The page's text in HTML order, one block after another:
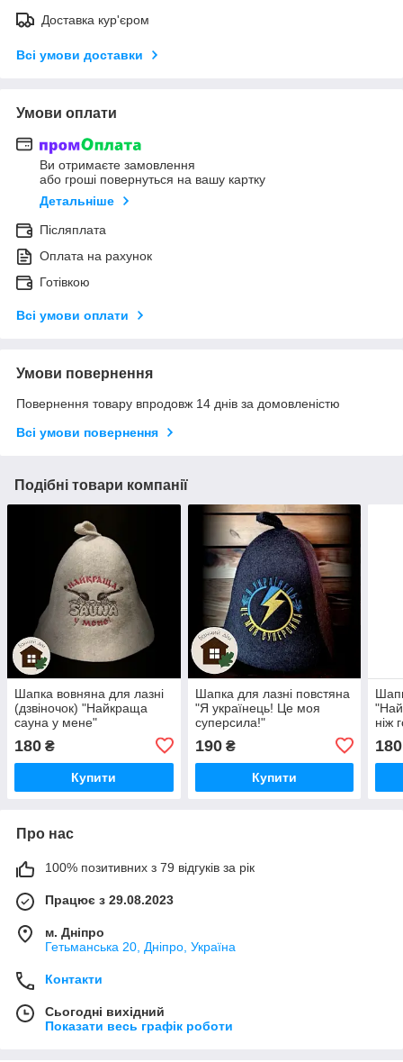
Доставка кур'єром
Всі умови доставки
Умови оплати
Ви отримаєте замовлення
або гроші повернуться на вашу картку
Детальніше
Післяплата
Оплата на рахунок
Готівкою
Всі умови оплати
Умови повернення
Повернення товару впродовж 14 днів за домовленістю
Всі умови повернення
Подібні товари компанії
Шапка вовняна для лазні
(дзвіночок) "Найкраща
сауна у мене"
180 ₴
Купити
Шапка для лазні повстяна
"Я українець! Це моя
суперсила!"
190₴
Купити
ніж
180
Про нас
100% позитивних з 79 відгуків за рік
Працює з 29.08.2023
м. Дніпро
Гетьманська 20, Дніпро, Україна
Контакти
Сьогодні вихідний
Показати весь графік роботи